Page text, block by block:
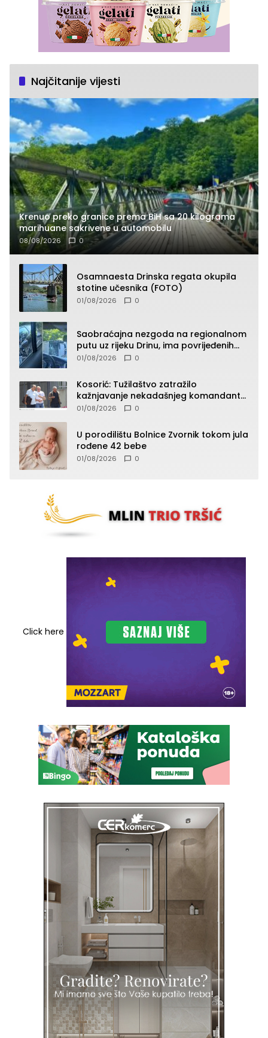
Najčitanije vijesti
Krenuo preko granice prema BiH sa 20 kilograma
marihuane sakrivene u automobilu
08/08/2026 0
Osamnaesta Drinska regata okupila
stotine učesnika (FOTO)
01/08/2026 0
Saobraćajna nezgoda na regionalnom
putu uz rijeku Drinu, ima povrijeđenih
lica (FOTO)
01/08/2026 0
Kosorić: Tužilaštvo zatražilo
kažnjavanje nekadašnjeg komandanta
Vlaseničke brigade
01/08/2026 0
U porodilištu Bolnice Zvornik tokom jula
rođene 42 bebe
01/08/2026 0
Click here